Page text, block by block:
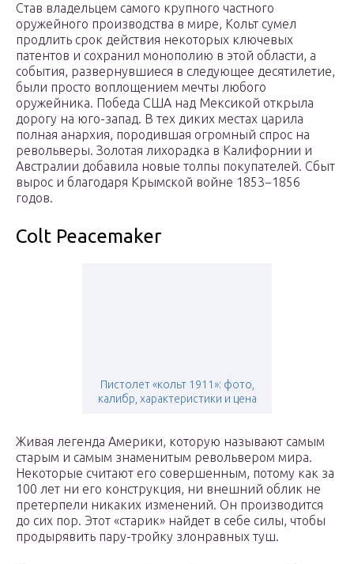
Став владельцем самого крупного частного
оружейного производства в мире, Кольт сумел
продлить срок действия некоторых ключевых
патентов и сохранил монополию в этой области, а
события, развернувшиеся в следующее десятилетие,
были просто воплощением мечты любого
оружейника. Победа США над Мексикой открыла
дорогу на юго-запад. В тех диких местах царила
полная анархия, породившая огромный спрос на
револьверы. Золотая лихорадка в Калифорнии и
Австралии добавила новые толпы покупателей. Сбыт
вырос и благодаря Крымской войне 1853−1856
годов.
Colt Peacemaker
Пистолет «кольт 1911»: фото,
калибр, характеристики и цена
Живая легенда Америки, которую называют самым
старым и самым знаменитым револьвером мира.
Некоторые считают его совершенным, потому как за
100 лет ни его конструкция, ни внешний облик не
претерпели никаких изменений. Он производится
до сих пор. Этот «старик» найдет в себе силы, чтобы
продырявить пару-тройку злонравных туш.